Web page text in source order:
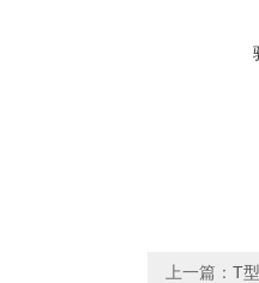
上一篇： T